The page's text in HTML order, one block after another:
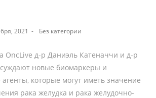
2021 Без категории
OncLive д-р Даниэль Катеначчи и д-р
новые биомаркеры и
которые могут иметь значение
рака желудка и рака желудочно-